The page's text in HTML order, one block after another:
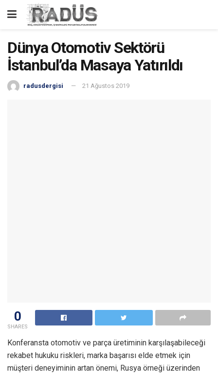
Dünya Otomotiv Sektörü
İstanbul’da Masaya Yatırıldı
radusdergisi 21 Ağustos 2019
0
SHARES
Konferansta otomotiv ve parça üretiminin karşılaşabileceği
rekabet hukuku riskleri, marka başarısı elde etmek için
müşteri deneyiminin artan önemi, Rusya örneği üzerinden